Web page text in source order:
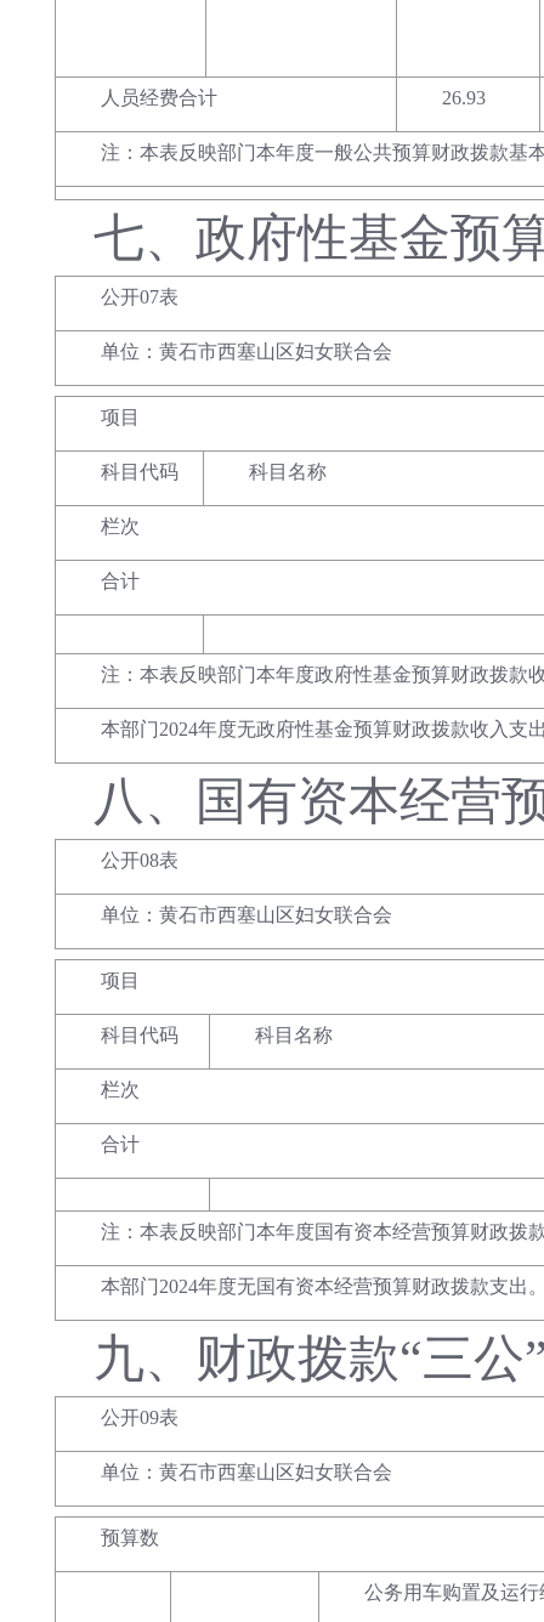
人员经费合计 26.93
注：本表反映部门本年度一般公共预算财政拨款基
七、 政府性基金预
公开07表
单位：黄石市西塞山区妇女联合会
项目
科目代码 科目名称
栏次
合计
注：本表反映部门本年度政府性基金预算财政拨款
本部门2024年度无政府性基金预算财政拨款收入支
八、 国有资本经营
公开08表
单位：黄石市西塞山区妇女联合会
项目
科目代码 科目名称
栏次
合计
注：本表反映部门本年度国有资本经营预算财政拨
本部门2024年度无国有资本经营预算财政拨款支出
九、 财政拨款“三公
公开09表
单位：黄石市西塞山区妇女联合会
预算数
公务用车购置及运行